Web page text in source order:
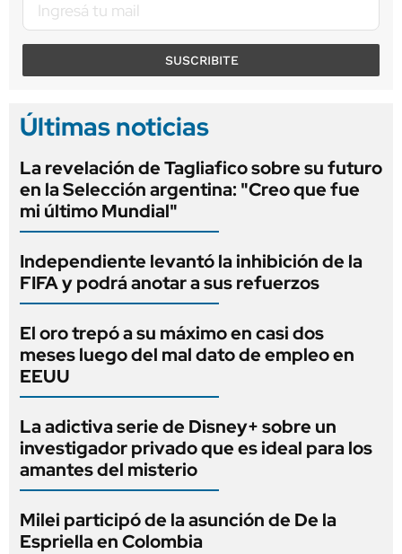
SUSCRIBITE
Últimas noticias
La revelación de Tagliafico sobre su futuro
en la Selección argentina: "Creo que fue
mi último Mundial"
Independiente levantó la inhibición de la
FIFA y podrá anotar a sus refuerzos
El oro trepó a su máximo en casi dos
meses luego del mal dato de empleo en
EEUU
La adictiva serie de Disney+ sobre un
investigador privado que es ideal para los
amantes del misterio
Milei participó de la asunción de De la
Espriella en Colombia